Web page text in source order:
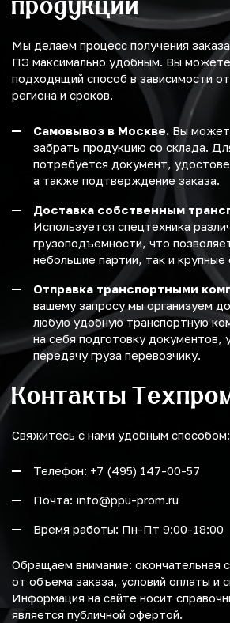
Мы делаем процесс получения
ПЭ максимально удобным. Вы
подходящий способ в зависимости
региона и сроков.
Самовывоз в Москве. Вы
забрать продукцию со склада.
потребуется документ,
а также подтверждение заказа.
Доставка собственным
Используется спецтехника
грузоподъемности, что
небольшие партии, так и
Отправка транспортными
вашему запросу мы организуем
любую удобную транспортную
на себя подготовку документов,
передачу груза перевозчику.
Контакты
Свяжитесь с нами удобным способом:
Телефон: +7 (495) 147-00-57
Почта: info@ppu-prom.ru
Время работы: Пн-Пт 9:00-18:00
Обращаем внимание: окончательная
от объема заказа, условий оплаты и
Информация на сайте носит
является публичной офертой.